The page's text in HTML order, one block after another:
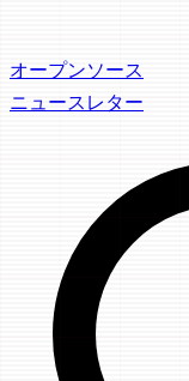
オープンソース
ニュースレター